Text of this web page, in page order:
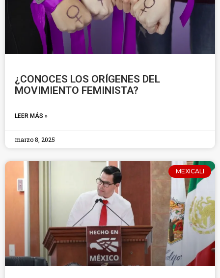
¿CONOCES LOS ORÍGENES DEL
MOVIMIENTO FEMINISTA?
LEER MÁS »
marzo 8, 2025
MEXICALI